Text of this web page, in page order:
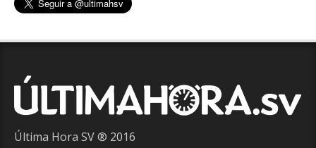
Última Hora SV ® 2016